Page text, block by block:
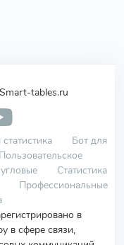
tables.ru
Бот для
Пользовательское
Статистика
Профессиональные
в
в сфере связи,